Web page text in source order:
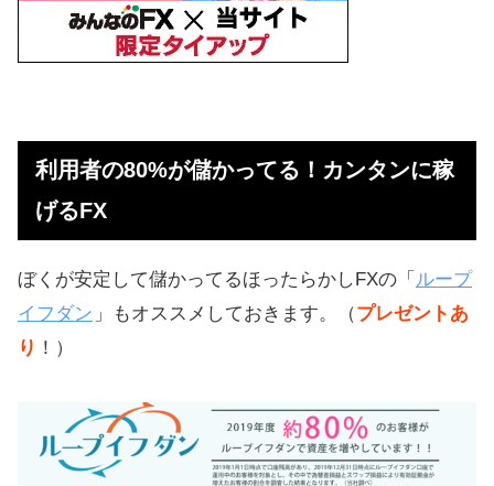
利用者の80%が儲かってる！カンタンに稼
げるFX
ぼくが安定して儲かってるほったらかしFXの「 ループ
イフダン 」もオススメしておきます。（プレゼントあ
り ！）